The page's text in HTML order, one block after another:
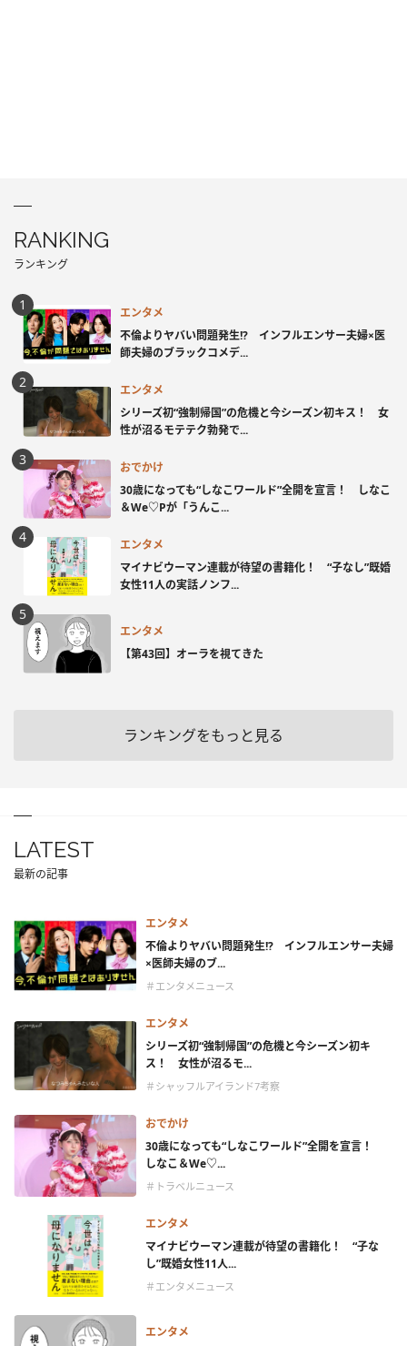
RANKING
ランキング
エンタメ
不倫よりヤバい問題発生!? インフルエンサー夫婦×医
師夫婦のブラックコメデ...
エンタメ
シリーズ初“強制帰国”の危機と今シーズン初キス！ 女
性が沼るモテテク勃発で...
おでかけ
30歳になっても“しなこワールド”全開を宣言！ しなこ
＆We♡Pが「うんこ...
エンタメ
マイナビウーマン連載が待望の書籍化！ “子なし”既婚
女性11人の実話ノンフ...
エンタメ
【第43回】オーラを視てきた
ランキングをもっと見る
LATEST
最新の記事
エンタメ
不倫よりヤバい問題発生!? インフルエンサー夫婦
×医師夫婦のブ...
＃エンタメニュース
エンタメ
シリーズ初“強制帰国”の危機と今シーズン初キ
ス！ 女性が沼るモ...
＃シャッフルアイランド7考察
おでかけ
30歳になっても“しなこワールド”全開を宣言！
しなこ＆We♡...
＃トラベルニュース
エンタメ
マイナビウーマン連載が待望の書籍化！ “子な
し”既婚女性11人...
＃エンタメニュース
エンタメ